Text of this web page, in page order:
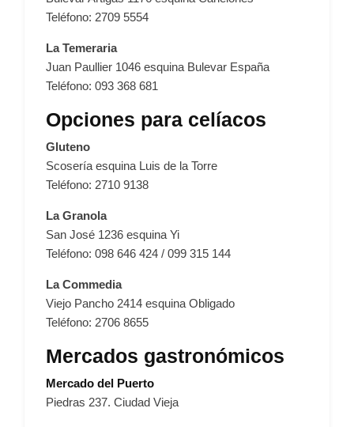
Teléfono: 2709 5554
La Temeraria
Juan Paullier 1046 esquina Bulevar España
Teléfono: 093 368 681
Opciones para celíacos
Gluteno
Scosería esquina Luis de la Torre
Teléfono: 2710 9138
La Granola
San José 1236 esquina Yi
Teléfono: 098 646 424 / 099 315 144
La Commedia
Viejo Pancho 2414 esquina Obligado
Teléfono: 2706 8655
Mercados gastronómicos
Mercado del Puerto
Piedras 237. Ciudad Vieja